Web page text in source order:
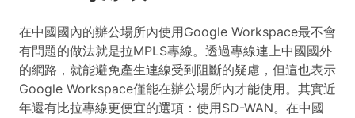
在中國國內的辦公場所內使用Google Workspace最不會
有問題的做法就是拉MPLS專線。透過專線連上中國國外
的網路，就能避免產生連線受到阻斷的疑慮，但這也表示
Google Workspace僅能在辦公場所內才能使用。其實近
年還有比拉專線更便宜的選項：使用SD-WAN。在中國